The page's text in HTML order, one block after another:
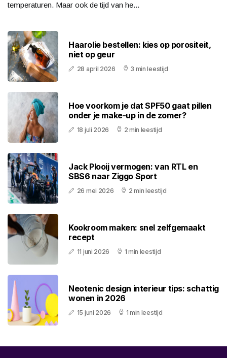
temperaturen. Maar ook de tijd van he...
Haarolie bestellen: kies op porositeit,
niet op geur
28 april 2026 3 min leestijd
Hoe voorkom je dat SPF50 gaat pillen
onder je make-up in de zomer?
18 juli 2026 2 min leestijd
Jack Plooij vermogen: van RTL en
SBS6 naar Ziggo Sport
26 mei 2026 2 min leestijd
Kookroom maken: snel zelfgemaakt
recept
11 juni 2026 1 min leestijd
Neotenic design interieur tips: schattig
wonen in 2026
15 juni 2026 1 min leestijd